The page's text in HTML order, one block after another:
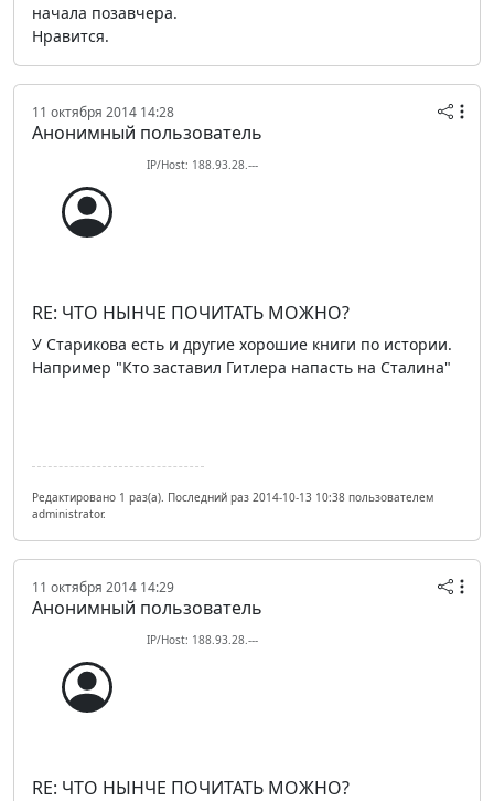
начала позавчера.
Нравится.
11 октября 2014 14:28
Анонимный пользователь
IP/Host: 188.93.28.---
RE: ЧТО НЫНЧЕ ПОЧИТАТЬ МОЖНО?
У Старикова есть и другие хорошие книги по истории.
Например "Кто заставил Гитлера напасть на Сталина"
Редактировано 1 раз(а). Последний раз 2014-10-13 10:38 пользователем
administrator.
11 октября 2014 14:29
Анонимный пользователь
IP/Host: 188.93.28.---
RE: ЧТО НЫНЧЕ ПОЧИТАТЬ МОЖНО?